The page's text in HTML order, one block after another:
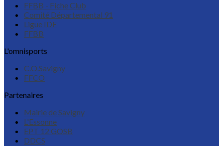
FFBB - Fiche Club
Comité Départemental 91
Ligue IDF
FFBB
L'omnisports
C.O.Savigny
FFCO
Partenaires
Mairie de Savigny
L'Essonne
EPT 12 GOSB
DDCS